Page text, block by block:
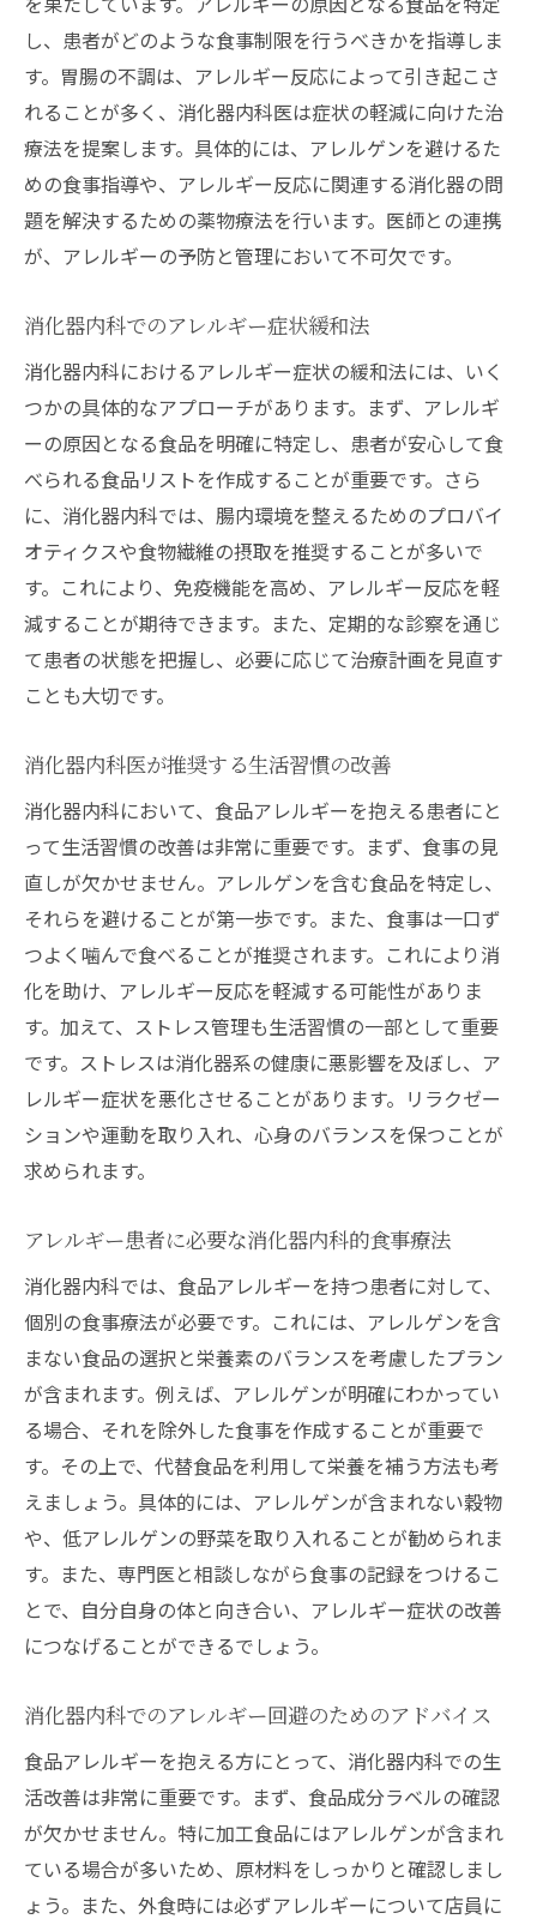
消化器内科でのアレルギー解決支援プログ
ラム
アレルギーを消化器内科的に管理する方法
し、患者がどのような食事制限を行うべきかを指導しま
す。胃腸の不調は、アレルギー反応によって引き起こさ
れることが多く、消化器内科医は症状の軽減に向けた治
療法を提案します。具体的には、アレルゲンを避けるた
めの食事指導や、アレルギー反応に関連する消化器の問
題を解決するための薬物療法を行います。医師との連携
が、アレルギーの予防と管理において不可欠です。
消化器内科でのアレルギー症状緩和法
消化器内科におけるアレルギー症状の緩和法には、いく
つかの具体的なアプローチがあります。まず、アレルギ
ーの原因となる食品を明確に特定し、患者が安心して食
べられる食品リストを作成することが重要です。さら
に、消化器内科では、腸内環境を整えるためのプロバイ
オティクスや食物繊維の摂取を推奨することが多いで
す。これにより、免疫機能を高め、アレルギー反応を軽
減することが期待できます。また、定期的な診察を通じ
て患者の状態を把握し、必要に応じて治療計画を見直す
ことも大切です。
消化器内科医が推奨する生活習慣の改善
消化器内科において、食品アレルギーを抱える患者にと
って生活習慣の改善は非常に重要です。まず、食事の見
直しが欠かせません。アレルゲンを含む食品を特定し、
それらを避けることが第一歩です。また、食事は一口ず
つよく噛んで食べることが推奨されます。これにより消
化を助け、アレルギー反応を軽減する可能性がありま
す。加えて、ストレス管理も生活習慣の一部として重要
です。ストレスは消化器系の健康に悪影響を及ぼし、ア
レルギー症状を悪化させることがあります。リラクゼー
ションや運動を取り入れ、心身のバランスを保つことが
求められます。
アレルギー患者に必要な消化器内科的食事療法
消化器内科では、食品アレルギーを持つ患者に対して、
個別の食事療法が必要です。これには、アレルゲンを含
まない食品の選択と栄養素のバランスを考慮したプラン
が含まれます。例えば、アレルゲンが明確にわかってい
る場合、それを除外した食事を作成することが重要で
す。その上で、代替食品を利用して栄養を補う方法も考
えましょう。具体的には、アレルゲンが含まれない穀物
や、低アレルゲンの野菜を取り入れることが勧められま
す。また、専門医と相談しながら食事の記録をつけるこ
とで、自分自身の体と向き合い、アレルギー症状の改善
につなげることができるでしょう。
消化器内科でのアレルギー回避のためのアドバイス
食品アレルギーを抱える方にとって、消化器内科での生
活改善は非常に重要です。まず、食品成分ラベルの確認
が欠かせません。特に加工食品にはアレルゲンが含まれ
ている場合が多いため、原材料をしっかりと確認しまし
ょう。また、外食時には必ずアレルギーについて店員に